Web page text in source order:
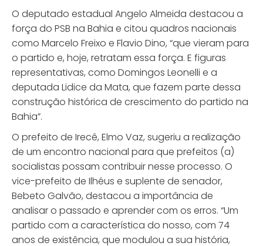
O deputado estadual Angelo Almeida destacou a
força do PSB na Bahia e citou quadros nacionais
como Marcelo Freixo e Flavio Dino, “que vieram para
o partido e, hoje, retratam essa força. E figuras
representativas, como Domingos Leonelli e a
deputada Lidice da Mata, que fazem parte dessa
construção histórica de crescimento do partido na
Bahia”.
O prefeito de Irecê, Elmo Vaz, sugeriu a realização
de um encontro nacional para que prefeitos (a)
socialistas possam contribuir nesse processo. O
vice-prefeito de Ilhéus e suplente de senador,
Bebeto Galvão, destacou a importância de
analisar o passado e aprender com os erros. “Um
partido com a característica do nosso, com 74
anos de existência, que modulou a sua história,